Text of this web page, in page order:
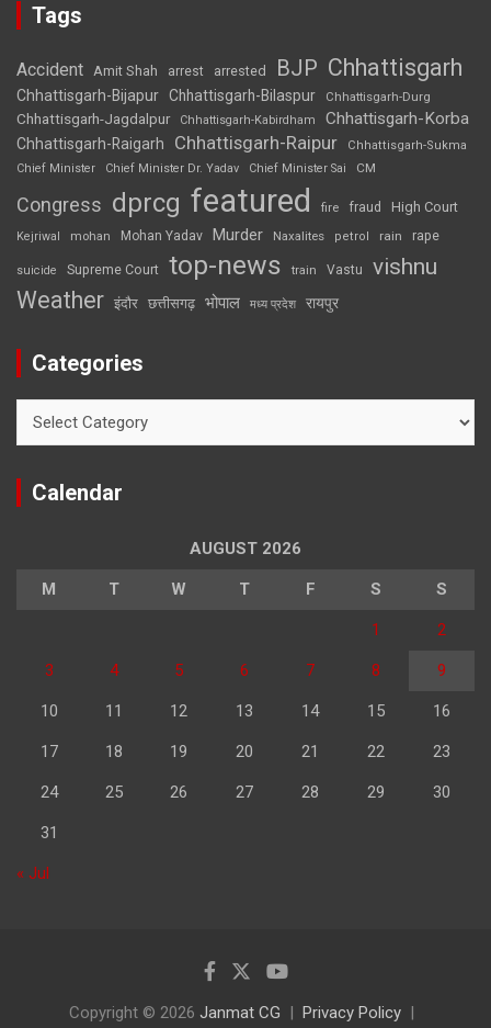
Tags
Accident Amit Shah arrest arrested BJP Chhattisgarh
Chhattisgarh-Bijapur Chhattisgarh-Bilaspur Chhattisgarh-Durg
Chhattisgarh-Jagdalpur Chhattisgarh-Kabirdham Chhattisgarh-Korba
Chhattisgarh-Raigarh Chhattisgarh-Raipur
Chhattisgarh-Sukma
Chief Minister
Chief Minister Dr. Yadav Chief Minister Sai CM
Congress dprcg featured fire fraud High Court
Kejriwal mohan Mohan Yadav Murder Naxalites petrol rain rape
suicide Supreme Court top-news train Vastu vishnu
Weather इंदौर छत्तीसगढ़ भोपाल मध्य प्रदेश रायपुर
Categories
Calendar
AUGUST 2026
M T W T F S S
1 2
3 4 5 6 7 8 9
10 11 12 13 14 15 16
17 18 19 20 21 22 23
24 25 26 27 28 29 30
31
« Jul
Copyright © 2026 Janmat CG Privacy Policy